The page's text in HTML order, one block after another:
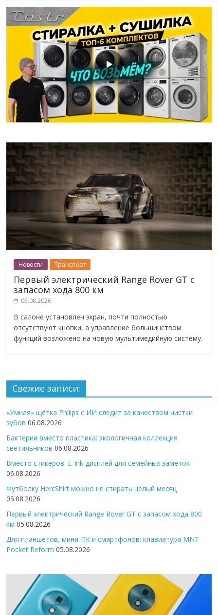
Новости Транспорт
Первый электрический Range Rover GT с
запасом хода 800 км
05.08.2026
В салоне установлен экран, почти полностью
отсутствуют кнопки, а управление большинством
функций возложено на новую мультимедийную систему.
Свежие записи:
«Умная» щётка Philips с ИИ следит за качеством чистки
зубов 06.08.2026
Бактерии вместо пластика: экологичная коллекция
светильников 06.08.2026
Вместо стикеров: E-Ink-дисплей для семейных заметок
06.08.2026
Футболку HercShirt можно не стирать целый месяц
05.08.2026
Первый электрический Range Rover GT с запасом хода 800
км 05.08.2026
Для планшетов, мини-ПК и смартфонов: клавиатура MNT
Pocket Reform 05.08.2026